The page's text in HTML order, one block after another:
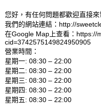
您好，有任何問題都歡迎直接來
我們的網站連結：http://
在Google Map上查看：https://
cid=3742575149824950905
營業時間：
星期一: 08:30 – 22:00
星期二: 08:30 – 22:00
星期三: 08:30 – 22:00
星期四: 08:30 – 22:00
星期五: 08:30 – 22:00